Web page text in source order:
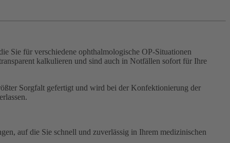
Sie für verschiedene ophthalmologische OP-Situationen
kalkulieren und sind auch in Notfällen sofort für Ihre
Sorgfalt gefertigt und wird bei der Konfektionierung der
auf die Sie schnell und zuverlässig in Ihrem medizinischen